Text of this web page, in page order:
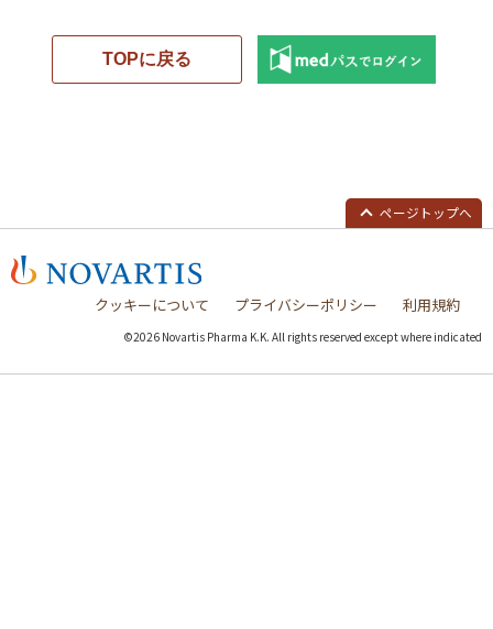
TOPに戻る
ページトップへ
クッキーについて プライバシーポリシー 利用規約
©2026 Novartis Pharma K.K. All rights reserved except where indicated